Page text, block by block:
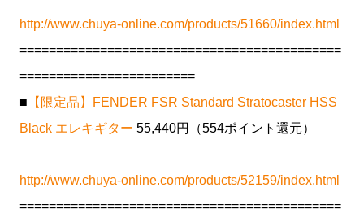
http://www.chuya-online.com/products/51660/index.html
============================================
========================
■ 【限定品】FENDER FSR Standard Stratocaster HSS
Black エレキギター 55,440円（554ポイント還元）
http://www.chuya-online.com/products/52159/index.html
============================================